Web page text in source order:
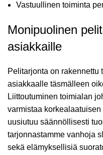
Vastuullinen toiminta
Monipuolinen
asiakkaille
Pelitarjonta on rakennettu
asiakkaalle täsmälleen
Liittoutuminen toimialan
varmistaa
uusiutuu säännöllisesti
tarjonnastamme vanhoja
sekä elämyksellisiä